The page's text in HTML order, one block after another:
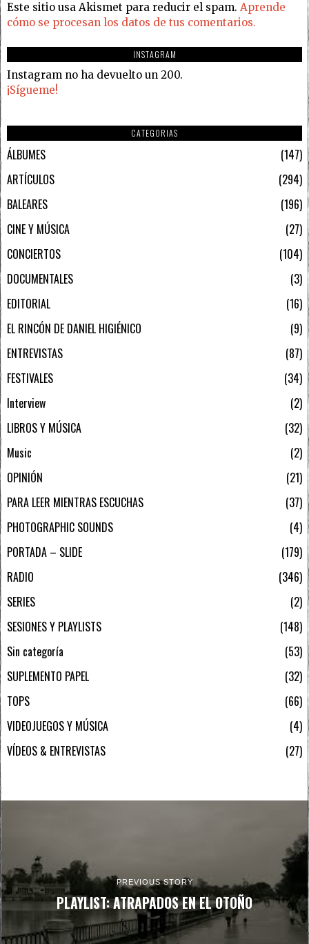
Este sitio usa Akismet para reducir el spam. Aprende
cómo se procesan los datos de tus comentarios.
INSTAGRAM
Instagram no ha devuelto un 200.
¡Sígueme!
CATEGORIAS
ÁLBUMES
147
ARTÍCULOS
294
BALEARES
196
CINE Y MÚSICA
27
CONCIERTOS
104
DOCUMENTALES
3
EDITORIAL
16
EL RINCÓN DE DANIEL HIGIÉNICO
9
ENTREVISTAS
87
FESTIVALES
34
Interview
2
LIBROS Y MÚSICA
32
Music
2
OPINIÓN
21
PARA LEER MIENTRAS ESCUCHAS
37
PHOTOGRAPHIC SOUNDS
4
PORTADA – SLIDE
179
RADIO
346
SERIES
2
SESIONES Y PLAYLISTS
148
Sin categoría
53
SUPLEMENTO PAPEL
32
TOPS
66
VIDEOJUEGOS Y MÚSICA
4
VÍDEOS & ENTREVISTAS
27
PREVIOUS STORY
PLAYLIST: ATRAPADOS EN EL OTOÑO